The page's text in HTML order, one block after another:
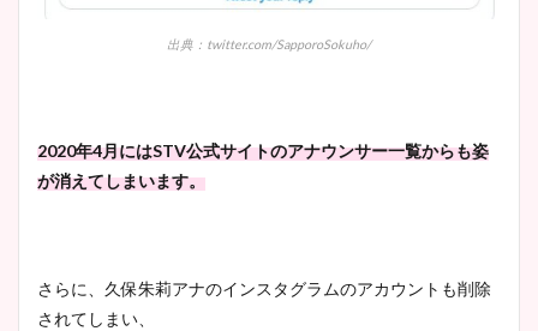
出典：twitter.com/SapporoSokuho/
2020年4月にはSTV公式サイトのアナウンサー一覧からも姿
が消えてしまいます。
さらに、久保朱莉アナのインスタグラムのアカウントも削除
されてしまい、